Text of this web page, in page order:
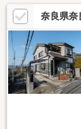
による)、EV自動
やペールカラーの
す。キッチンや玄
暖房乾燥機等、注
りポイントあり、
コープ七条 約420
奈良県奈